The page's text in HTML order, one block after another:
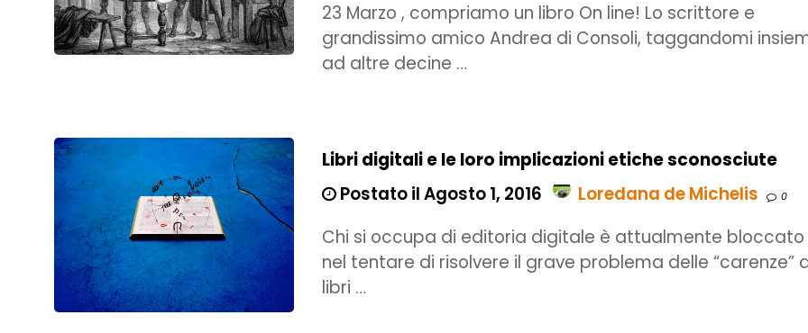
23 Marzo , compriamo un libro On line! Lo scrittore e
grandissimo amico Andrea di Consoli, taggandomi
ad altre decine …
Libri digitali e le loro implicazioni etiche sconosciute
Postato il Agosto 1, 2016
Loredana de Michelis 0
Chi si occupa di editoria digitale è attualmente bloccato
nel tentare di risolvere il grave problema delle “carenze”
libri …